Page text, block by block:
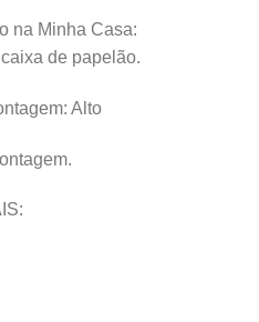
na Minha Casa:
de papelão.
Alto